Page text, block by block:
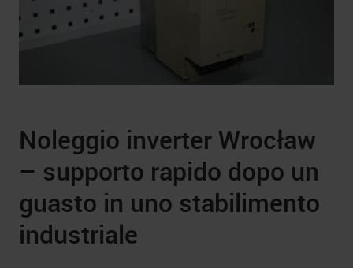
Noleggio inverter Wrocław
– supporto rapido dopo un
guasto in uno stabilimento
industriale